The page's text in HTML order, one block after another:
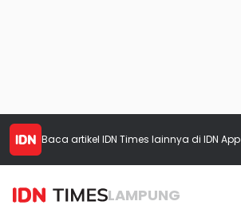
Baca artikel IDN Times lainnya di IDN App
LAMPUNG